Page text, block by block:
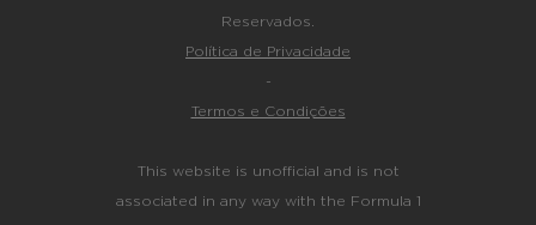
Reservados.
Política de Privacidade
-
Termos e Condições
This website is unofficial and is not
associated in any way with the Formula 1